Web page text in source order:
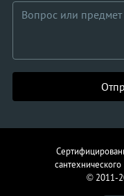
сантехнического
© 2011-